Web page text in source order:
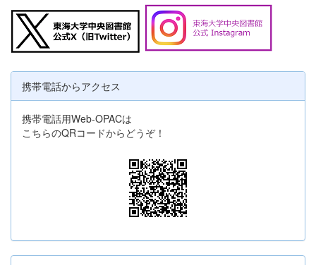
携帯電話からアクセス
携帯電話用Web-OPACは
こちらのQRコードからどうぞ！